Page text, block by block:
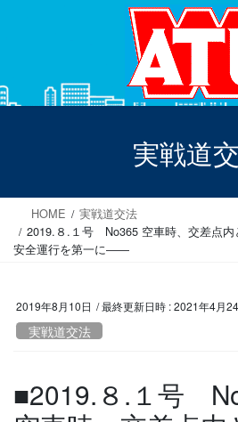
ツ
シ
実戦道
HOME
実戦道交法
2019.８.１号 No365 空車時、交差点
安全運行を第一に――
2019年8月10日 / 最終更新日時 :2021年4月
実戦道交法
■2019.８.１号